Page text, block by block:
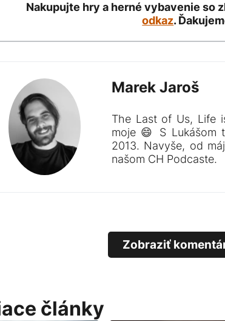
Nakupujte hry a herné vybavenie so
odkaz.
Marek Jaroš
The Last of Us, Life
moje 😄 S Lukášom
2013. Navyše, od
našom CH Podcaste.
Zobraziť
články